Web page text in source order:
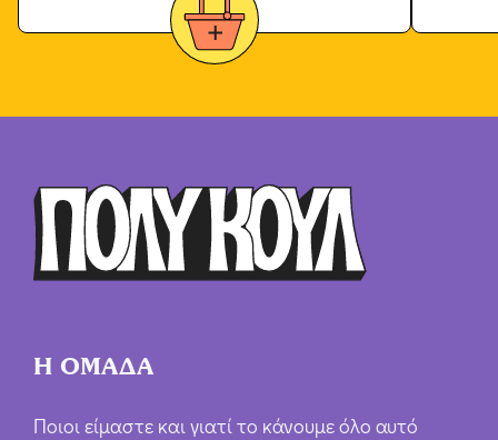
Η ΟΜΑΔΑ
Ποιοι είμαστε και γιατί το κάνουμε όλο αυτό